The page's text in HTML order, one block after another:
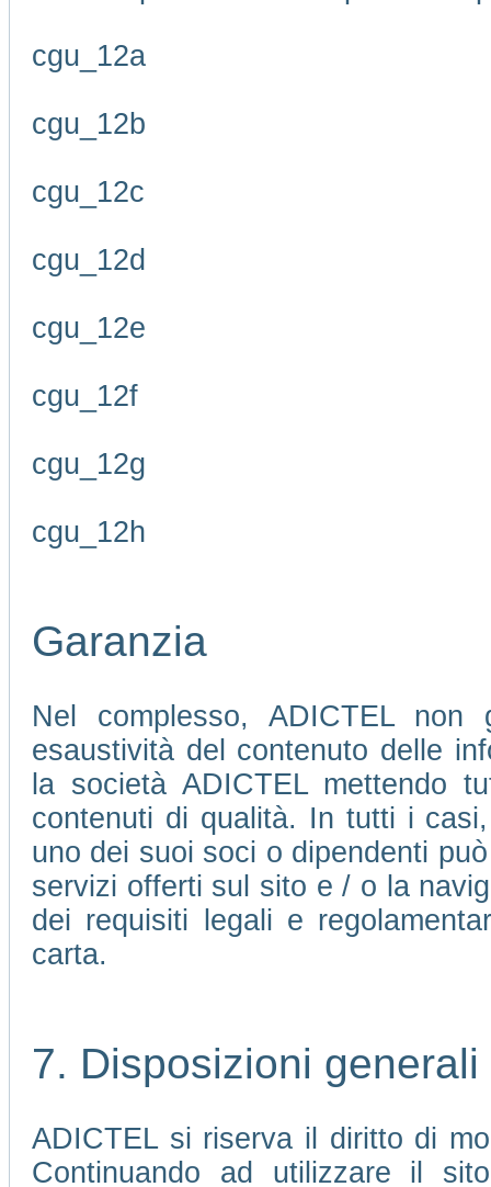
cgu_12a
cgu_12b
cgu_12c
cgu_12d
cgu_12e
cgu_12f
cgu_12g
cgu_12h
Garanzia
Nel complesso, ADICTEL non
esaustività del contenuto delle
la società ADICTEL mettendo
contenuti di qualità. In tutti i
uno dei suoi soci o dipendenti
servizi offerti sul sito e / o la
dei requisiti legali e
carta.
7. Disposizioni generali
ADICTEL si riserva il diritto di
Continuando ad utilizzare il